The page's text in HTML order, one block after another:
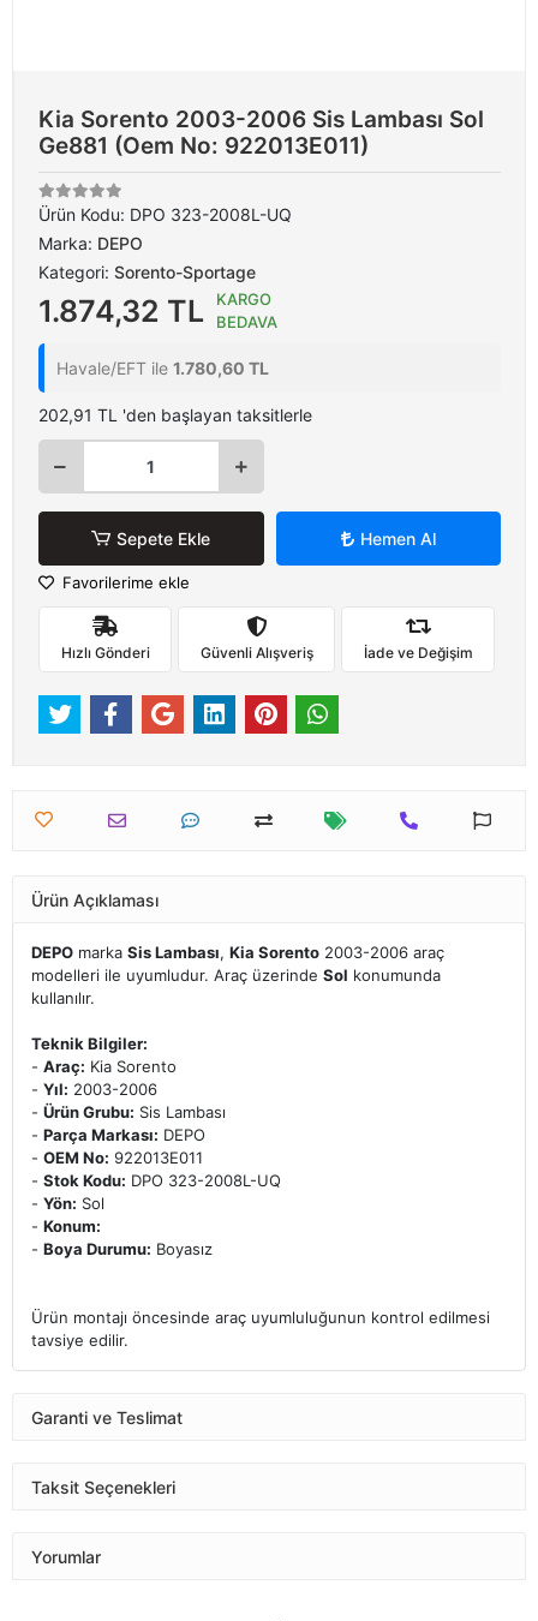
Kia Sorento 2003-2006 Sis Lambası Sol
Ge881 (Oem No: 922013E011)
Ürün Kodu: DPO 323-2008L-UQ
Marka: DEPO
Kategori: Sorento-Sportage
1.874,32 TL
KARGO
BEDAVA
Havale/EFT ile 1.780,60 TL
202,91 TL 'den başlayan taksitlerle
Sepete Ekle Hemen Al
Favorilerime ekle
Hızlı Gönderi Güvenli Alışveriş İade ve Değişim
Ürün Açıklaması
DEPO marka Sis Lambası, Kia Sorento 2003-2006 araç
modelleri ile uyumludur. Araç üzerinde Sol konumunda
kullanılır.
Teknik Bilgiler:
- Araç: Kia Sorento
- Yıl: 2003-2006
- Ürün Grubu: Sis Lambası
- Parça Markası: DEPO
- OEM No: 922013E011
- Stok Kodu: DPO 323-2008L-UQ
- Yön: Sol
- Konum:
- Boya Durumu: Boyasız
Ürün montajı öncesinde araç uyumluluğunun kontrol edilmesi
tavsiye edilir.
Garanti ve Teslimat
Taksit Seçenekleri
Yorumlar